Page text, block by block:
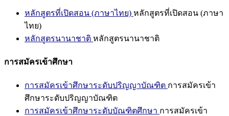
หลักสูตรที่เปิดสอน (ภาษาไทย) หลักสูตรที่เปิดสอน (ภาษา
ไทย)
หลักสูตรนานาชาติ หลักสูตรนานาชาติ
การสมัครเข้าศึกษา
การสมัครเข้าศึกษาระดับปริญญาบัณฑิต การสมัครเข้า
ศึกษาระดับปริญญาบัณฑิต
การสมัครเข้าศึกษาระดับบัณฑิตศึกษา การสมัครเข้า